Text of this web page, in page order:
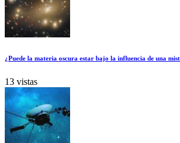
¿Puede la materia oscura estar bajo la influencia de una
13 vistas